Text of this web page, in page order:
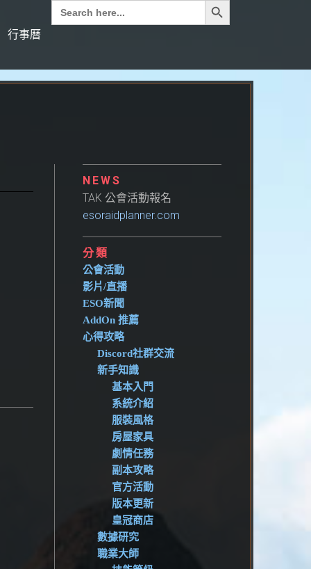
行事曆
Search
for:
NEWS
TAK 公會活動報名
esoraidplanner.com
分類
公會活動
影片/直播
ESO新聞
AddOn 推薦
心得攻略
Discord社群交流
新手知識
基本入門
系統介紹
服裝風格
房屋家具
劇情任務
副本攻略
官方活動
版本更新
皇冠商店
數據研究
職業大師